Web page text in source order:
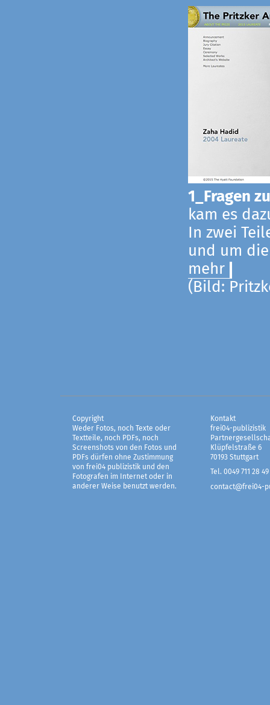
1_Fragen
kam es
In zwei
und um
mehr
(Bild:
Copyright
Weder Fotos, noch Texte oder
Textteile, noch PDFs, noch
Screenshots von den Fotos und
PDFs dürfen ohne Zustimmung
von frei04 publizistik und den
Fotografen im Internet oder in
anderer Weise benutzt werden.
Kontakt
frei04-publizistik
Klüpfelstraße 6
70193 Stuttgart
Tel. 0049 711 28 49
contact@frei04-